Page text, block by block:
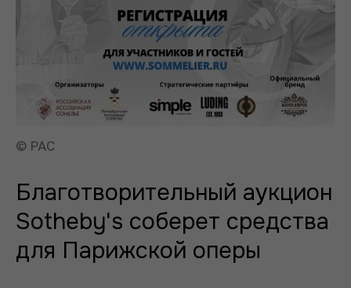
© РАС
Благотворительный аукцион
Sotheby's соберет средства
для Парижской оперы